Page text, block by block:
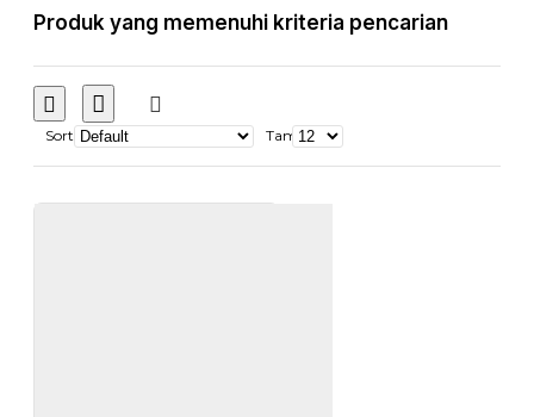
Produk yang memenuhi kriteria pencarian
Sort Tampilkan: